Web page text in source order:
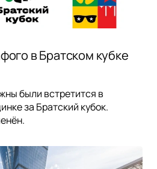
в Братском кубке
были встретится в
за Братский кубок.